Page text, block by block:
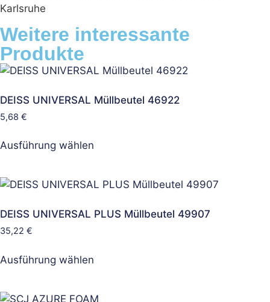
Karlsruhe
Weitere interessante
Produkte
DEISS UNIVERSAL Müllbeutel 46922
5,68 €
Ausführung wählen
DEISS UNIVERSAL PLUS Müllbeutel 49907
35,22 €
Ausführung wählen